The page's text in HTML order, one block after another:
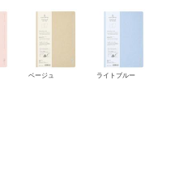
ベージュ ライトブルー